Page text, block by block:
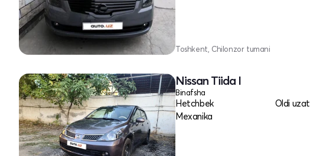
Toshkent, Chilonzor tumani
Nissan Tiida I
Binafsha
Hetchbek
Oldi
Mexanika